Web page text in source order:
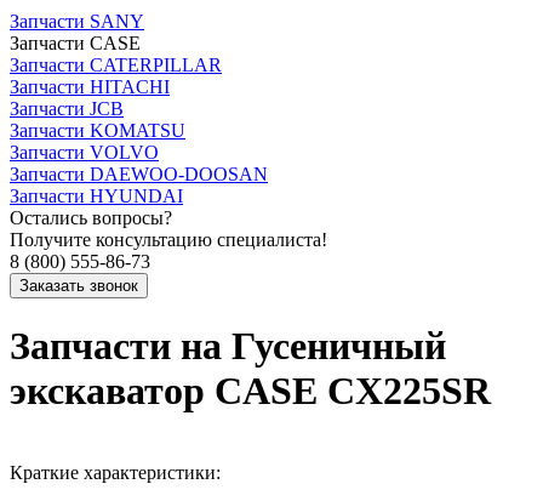
Запчасти SANY
Запчасти CASE
Запчасти CATERPILLAR
Запчасти HITACHI
Запчасти JCB
Запчасти KOMATSU
Запчасти VOLVO
Запчасти DAEWOO-DOOSAN
Запчасти HYUNDAI
Остались вопросы?
Получите консультацию специалиста!
8 (800) 555-86-73
Запчасти на Гусеничный
экскаватор CASE CX225SR
Краткие характеристики: